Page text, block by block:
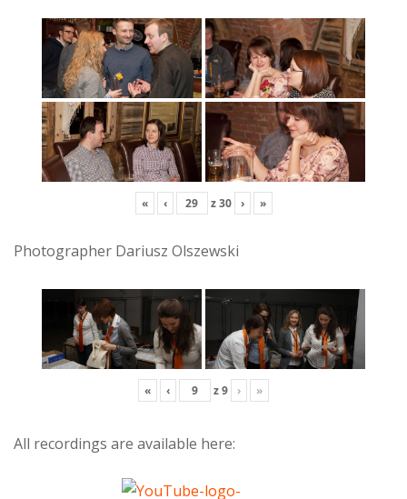
« ‹ z30 › »
Photographer Dariusz Olszewski
« ‹ z9 › »
All recordings are available here: